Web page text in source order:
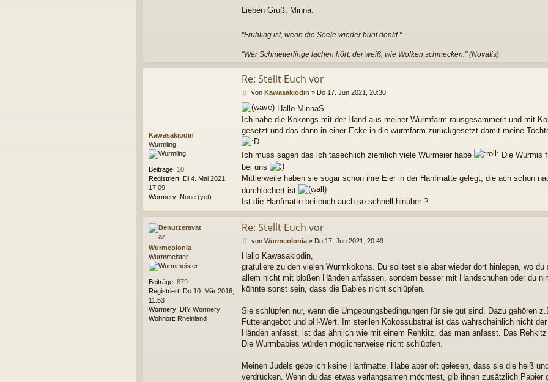
Lieben Gruß, Minna.
"Frühling ist, wenn die Seele wieder bunt denkt."
"Wer Schmetterlinge lachen hört, der weiß, wie Wolken schmecken." (Novalis)
Kawasakiodin
Wurmling
Beiträge: 10
Registriert: Di 4. Mai 2021,
17:09
Wormery: None (yet)
Re: Stellt Euch vor
B
e
i
t
r
a
g
von Kawasakiodin » Do 17. Jun 2021, 20:30
Hallo MinnaS
Ich habe die Kokongs mit der Hand aus meiner Wurmfarm rausgesammerlt und mit
gesetzt und das dann in einer Ecke in die wurmfarm zurückgesetzt damit meine
Ich muss sagen das ich tasechlich ziemlich viele Wurmeier habe
Die Wurmis
bei uns
Mittlerweile haben sie sogar schon ihre Eier in der Hanfmatte gelegt, die ach schon
durchlöchert ist
Ist die Hanfmatte bei euch auch so schnell hinüber ?
Wurmcolonia
Wurmmeister
Beiträge: 879
Registriert: Do 10. Mär 2016,
11:53
Wormery: DIY Wormery
Wohnort: Rheinland
Re: Stellt Euch vor
B
i
t
r
a
von Wurmcolonia» Do 17. Jun 2021, 20:49
Hallo Kawasakiodin,
gratuliere zu den vielen Wurmkokons. Du solltest sie aber wieder dort hinlegen, wo
allem nicht mit bloßen Händen anfassen, sondern besser mit Handschuhen oder du
könnte sonst sein, dass die Babies nicht schlüpfen.
Sie schlüpfen nur, wenn die Umgebungsbedingungen für sie gut sind. Dazu gehören
Futterangebot und pH-Wert. Im sterilen Kokossubstrat ist das wahrscheinlich nicht
Händen anfasst, ist das ähnlich wie mit einem Rehkitz, das man anfasst. Das
Die Wurmbabies würden möglicherweise nicht schlüpfen.
Meinen Judels gebe ich keine Hanfmatte. Habe aber oft gelesen, dass sie die heiß
verdrücken. Wenn du das etwas verlangsamen möchtest, gib ihnen zusätzlich Papier